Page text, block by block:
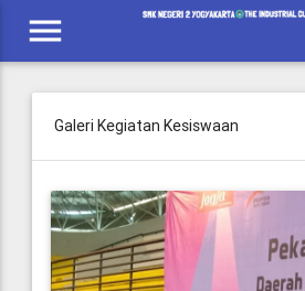
menu
Galeri Kegiatan Kesiswaan